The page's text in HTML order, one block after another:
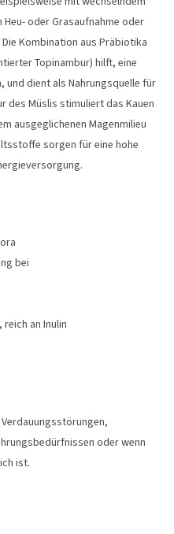
oder Grasaufnahme oder
Kombination aus Präbiotika
Topinambur) hilft, eine
und dient als Nahrungsquelle für
des Müslis stimuliert das Kauen
ausgeglichenen Magenmilieu
sorgen für eine hohe
bei
an Inulin
oder wenn
ist.